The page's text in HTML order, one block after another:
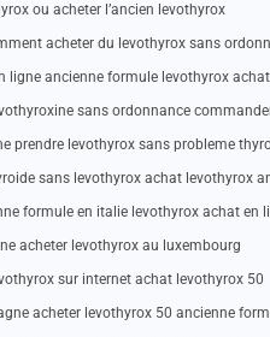
ou acheter l’ancien levothyrox
acheter du levothyrox sans
ligne ancienne formule levothyrox
sans ordonnance
prendre levothyrox sans probleme
sans levothyrox achat levothyrox
formule en italie levothyrox achat en
acheter levothyrox au luxembourg
sur internet achat levothyrox 50
acheter levothyrox 50 ancienne